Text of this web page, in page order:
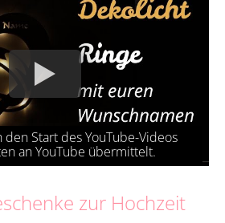
zur Hochzeit